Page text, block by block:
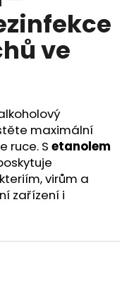
ve
maximální
ruce. S etanolem
virům a
zařízení i